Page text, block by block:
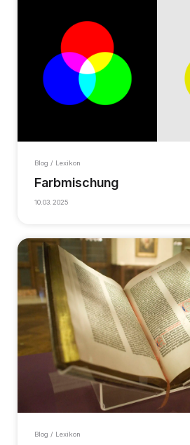
Blog / Lexikon
Farbmischung
10.03.2025
Blog / Lexikon